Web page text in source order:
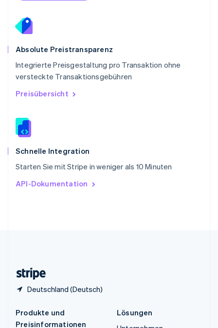
Absolute Preistransparenz
Integrierte Preisgestaltung pro Transaktion ohne
versteckte Transaktionsgebühren
Preisübersicht
Schnelle Integration
Starten Sie mit Stripe in weniger als 10 Minuten
API-Dokumentation
Deutschland (Deutsch)
Deutsch
Singapur
English
Slowakei
Slowenien
EnglishItaliano
Sonderverwaltungsregion Hongkong,
Spanien
Thailand
ไทยEnglish
English
English
Produkte und
Preisinformationen
Lösungen